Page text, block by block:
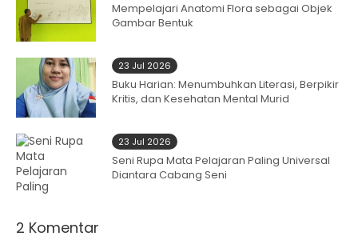
Mempelajari Anatomi Flora sebagai Objek
Gambar Bentuk
23 Jul 2026
Buku Harian: Menumbuhkan Literasi, Berpikir
Kritis, dan Kesehatan Mental Murid
23 Jul 2026
Seni Rupa Mata Pelajaran Paling Universal
Diantara Cabang Seni
2 Komentar